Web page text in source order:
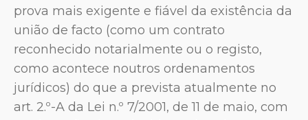
prova mais exigente e fiável da existência da
união de facto (como um contrato
reconhecido notarialmente ou o registo,
como acontece noutros ordenamentos
jurídicos) do que a prevista atualmente no
art. 2.º-A da Lei n.º 7/2001, de 11 de maio, com